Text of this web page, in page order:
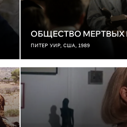
ОБЩЕСТВО МЕРТВЫХ
ПИТЕР УИР, США, 1989